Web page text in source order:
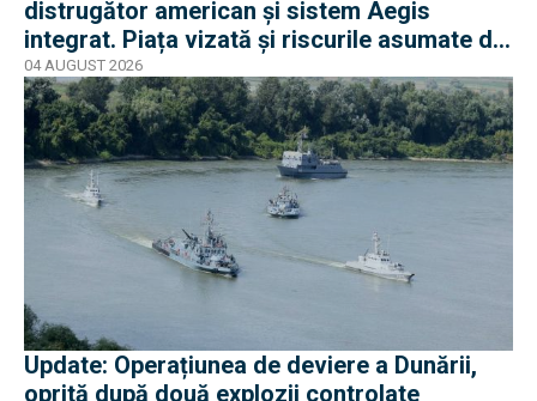
distrugător american și sistem Aegis
integrat. Piața vizată și riscurile asumate de
Rheinmetall
04 AUGUST 2026
Update: Operațiunea de deviere a Dunării,
oprită după două explozii controlate